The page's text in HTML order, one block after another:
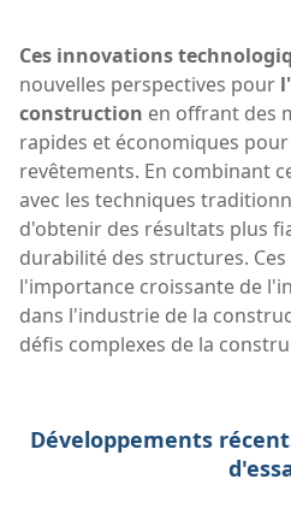
Ces innovations
nouvelles perspectives pour
construction en offrant des
rapides et économiques
revêtements. En combinant
avec les techniques
d'obtenir des résultats plus
durabilité des structures.
l'importance croissante de
dans l'industrie de la
défis complexes de la
Développements